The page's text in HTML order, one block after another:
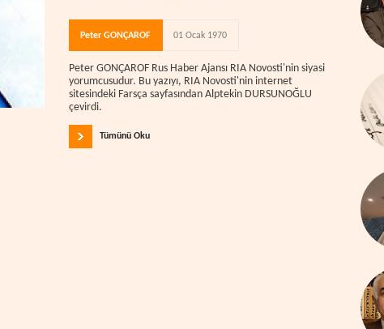
Peter GONÇAROF 01 Ocak 1970
Peter GONÇAROF Rus Haber Ajansı RIA Novosti'nin siyasi
yorumcusudur. Bu yazıyı, RIA Novosti'nin internet
sitesindeki Farsça sayfasından Alptekin DURSUNOĞLU
çevirdi.
Tümünü Oku